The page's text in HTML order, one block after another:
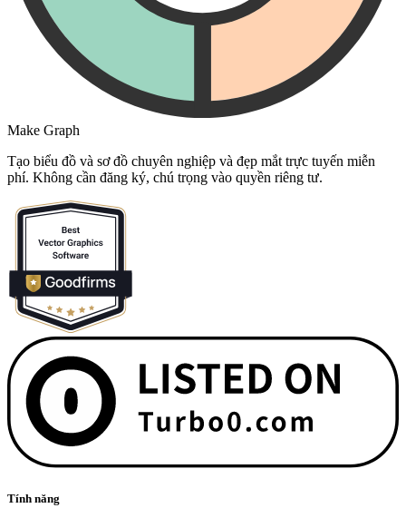
Make Graph
Tạo biểu đồ và sơ đồ chuyên nghiệp và đẹp mắt trực tuyến miễn
phí. Không cần đăng ký, chú trọng vào quyền riêng tư.
Tính năng